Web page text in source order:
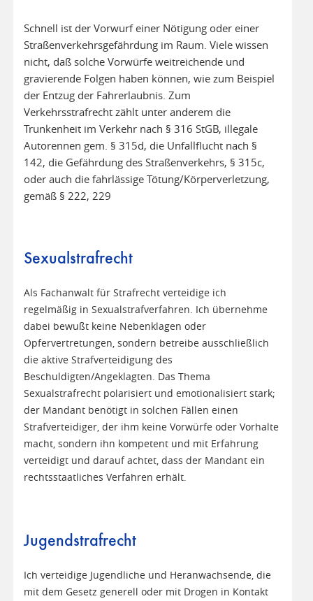
Schnell ist der Vorwurf einer Nötigung oder einer
Straßenverkehrsgefährdung im Raum. Viele wissen
nicht, daß solche Vorwürfe weitreichende und
gravierende Folgen haben können, wie zum Beispiel
der Entzug der Fahrerlaubnis. Zum
Verkehrsstrafrecht zählt unter anderem die
Trunkenheit im Verkehr nach § 316 StGB, illegale
Autorennen gem. § 315d, die Unfallflucht nach §
142, die Gefährdung des Straßenverkehrs, § 315c,
oder auch die fahrlässige Tötung/Körperverletzung,
gemäß § 222, 229
Sexualstrafrecht
Als Fachanwalt für Strafrecht verteidige ich
regelmäßig in Sexualstrafverfahren. Ich übernehme
dabei bewußt keine Nebenklagen oder
Opfervertretungen, sondern betreibe ausschließlich
die aktive Strafverteidigung des
Beschuldigten/Angeklagten. Das Thema
Sexualstrafrecht polarisiert und emotionalisiert stark;
der Mandant benötigt in solchen Fällen einen
Strafverteidiger, der ihm keine Vorwürfe oder Vorhalte
macht, sondern ihn kompetent und mit Erfahrung
verteidigt und darauf achtet, dass der Mandant ein
rechtsstaatliches Verfahren erhält.
Jugendstrafrecht
Ich verteidige Jugendliche und Heranwachsende, die
mit dem Gesetz generell oder mit Drogen in Kontakt